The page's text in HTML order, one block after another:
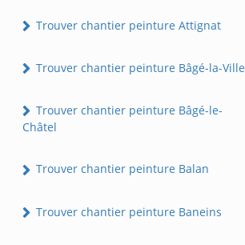
Trouver chantier peinture Attignat
Trouver chantier peinture Bâgé-la-Ville
Trouver chantier peinture Bâgé-le-
Châtel
Trouver chantier peinture Balan
Trouver chantier peinture Baneins